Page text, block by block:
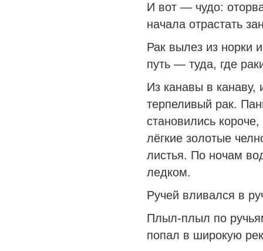
И вот — чудо:
начала отрастать
Рак вылез из норки
путь — туда, где
Из канавы в канаву,
терпеливый рак.
становились
лёгкие золотые
листья. По ночам
ледком.
Ручей вливался в
Плыл-плыл по
попал в широкую